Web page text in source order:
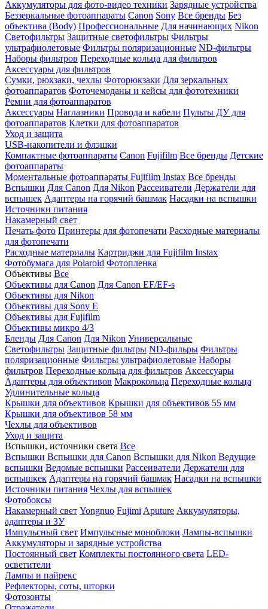
Аккумуляторы для фото-видео техники Зарядные устройства
Беззеркальные фотоаппараты Canon Sony Все бренды Без
объектива (Body) Профессиональные Для начинающих Nikon
Светофильтры Защитные светофильтры Фильтры
ультрафиолетовые Фильтры поляризационные ND-фильтры
Наборы фильтров Переходные кольца для фильтров
Аксессуары для фильтров
Сумки, рюкзаки, чехлы Фоторюкзаки Для зеркальных
фотоаппаратов Фоточемоданы и кейсы для фототехники
Ремни для фотоаппаратов
Аксессуары Наглазники Провода и кабели Пульты ДУ для
фотоаппаратов Клетки для фотоаппаратов
Уход и защита
USB-накопители и флэшки
Компактные фотоаппараты Canon Fujifilm Все бренды Детские
фотоаппараты
Моментальные фотоаппараты Fujifilm Instax Все бренды
Вспышки Для Canon Для Nikon Рассеиватели Держатели для
вспышек Адаптеры на горячий башмак Насадки на вспышки
Источники питания
Накамерный свет
Печать фото Принтеры для фотопечати Расходные материалы
для фотопечати
Расходные материалы Картриджи для Fujifilm Instax
Фотобумага для Polaroid Фотопленка
Объективы Все
Объективы для Canon Для Canon EF/EF-s
Объективы для Nikon
Объективы для Sony E
Объективы для Fujifilm
Объективы микро 4/3
Бленды Для Canon Для Nikon Универсальные
Светофильтры Защитные фильтры ND-фильры Фильтры
поляризационные Фильтры ультрафиолетовые Наборы
фильтров Переходные кольца для фильтров Аксессуары
Адаптеры для объективов Макрокольца Переходные кольца
Удлинительные кольца
Крышки для объективов Крышки для объективов 55 мм
Крышки для объективов 58 мм
Чехлы для объективов
Уход и защита
Вспышки, источники света Все
Вспышки Вспышки для Canon Вспышки для Nikon Ведущие
вспышки Ведомые вспышки Рассеиватели Держатели для
вспышкек Адаптеры на горячий башмак Насадки на вспышки
Источники питания Чехлы для вспышек
Фотобоксы
Накамерный свет Yongnuo Fujimi Aputure Аккумуляторы,
адаптеры и ЗУ
Импульсный свет Импульсные моноблоки Лампы-вспышки
Аккумуляторы и зарядные устройства
Постоянный свет Комплекты постоянного света LED-
осветители
Лампы и пайрекс
Рефлекторы, соты, шторки
Фотозонты